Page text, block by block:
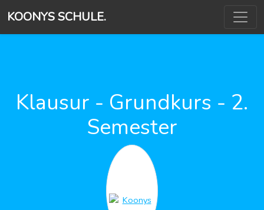
KOONYS SCHULE.
Klausur - Grundkurs - 2.
Semester